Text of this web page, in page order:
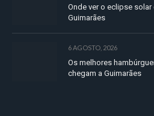
Onde ver o eclipse
Guimarães
6 AGOSTO, 2026
Os melhores
chegam a Guimarães